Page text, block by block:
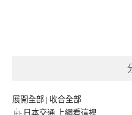
展開全部 | 收合全部
日本交通.上網看這裡